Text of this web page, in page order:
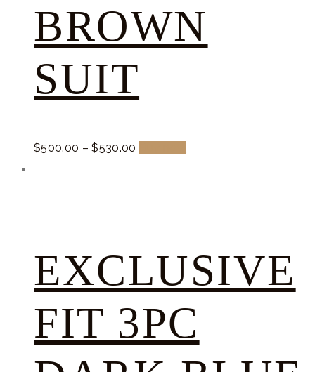
BROWN
SUIT
$500.00 –$530.00
EXCLUSIVE
FIT 3PC